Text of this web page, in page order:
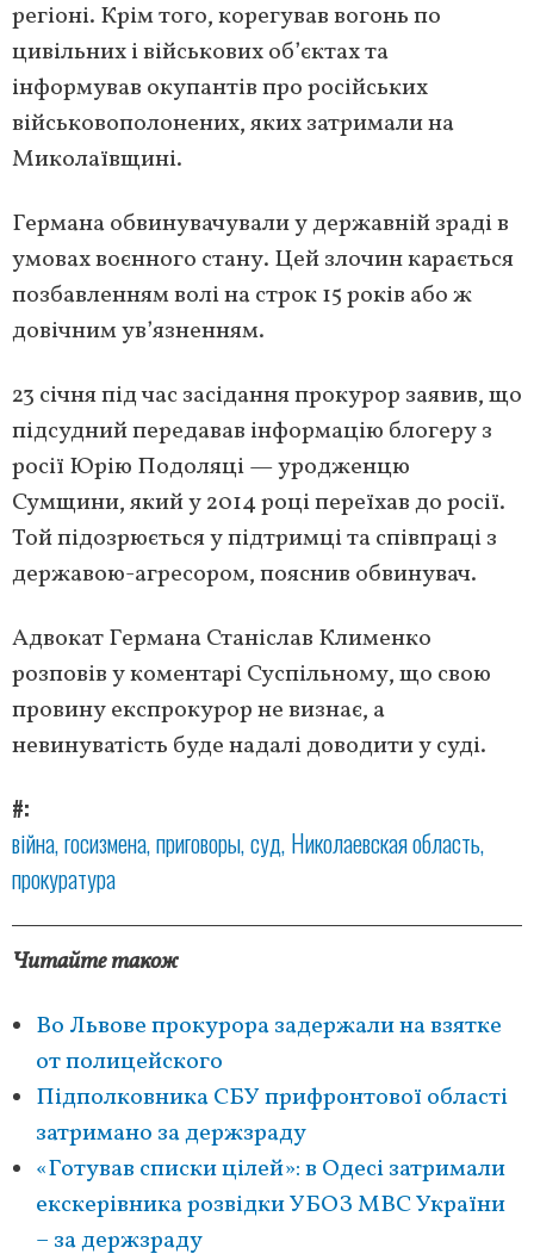
регіоні. Крім того, корегував вогонь по
цивільних і військових об’єктах та
інформував окупантів про російських
військовополонених, яких затримали на
Миколаївщині.
Германа обвинувачували у державній зраді в
умовах воєнного стану. Цей злочин карається
позбавленням волі на строк 15 років або ж
довічним ув’язненням.
23 січня під час засідання прокурор заявив, що
підсудний передавав інформацію блогеру з
росії Юрію Подоляці — уродженцю
Сумщини, який у 2014 році переїхав до росії.
Той підозрюється у підтримці та співпраці з
державою-агресором, пояснив обвинувач.
Адвокат Германа Станіслав Клименко
розповів у коментарі Суспільному, що свою
провину експрокурор не визнає, а
невинуватість буде надалі доводити у суді.
#
війна госизмена приговоры суд Николаевская область
прокуратура
Читайте також
Во Львове прокурора задержали на взятке
от полицейского
Підполковника СБУ прифронтової області
затримано за держзраду
«Готував списки цілей»: в Одесі затримали
екскерівника розвідки УБОЗ МВС України
– за держзраду